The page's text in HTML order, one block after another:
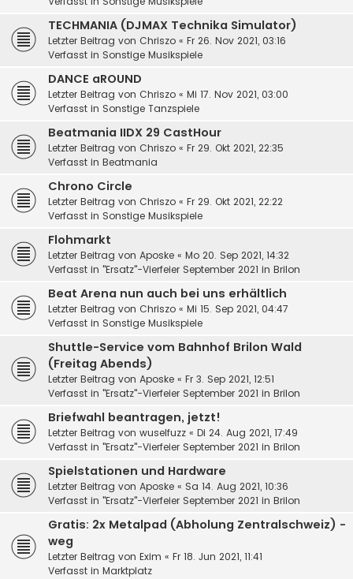
TECHMANIA (DJMAX Technika Simulator)
Letzter Beitrag von Chriszo « Fr 26. Nov 2021, 03:16
Verfasst in Sonstige Musikspiele
DANCE aROUND
Letzter Beitrag von Chriszo « Mi 17. Nov 2021, 03:00
Verfasst in Sonstige Tanzspiele
Beatmania IIDX 29 CastHour
Letzter Beitrag von Chriszo « Fr 29. Okt 2021, 22:35
Verfasst in Beatmania
Chrono Circle
Letzter Beitrag von Chriszo « Fr 29. Okt 2021, 22:22
Verfasst in Sonstige Musikspiele
Flohmarkt
Letzter Beitrag von Aposke « Mo 20. Sep 2021, 14:32
Verfasst in "Ersatz"-Vierfeier September 2021 in Brilon
Beat Arena nun auch bei uns erhältlich
Letzter Beitrag von Chriszo « Mi 15. Sep 2021, 04:47
Verfasst in Sonstige Musikspiele
Shuttle-Service vom Bahnhof Brilon Wald
(Freitag Abends)
Letzter Beitrag von Aposke « Fr 3. Sep 2021, 12:51
Verfasst in "Ersatz"-Vierfeier September 2021 in Brilon
Briefwahl beantragen, jetzt!
Letzter Beitrag von wuselfuzz « Di 24. Aug 2021, 17:49
Verfasst in "Ersatz"-Vierfeier September 2021 in Brilon
Spielstationen und Hardware
Letzter Beitrag von Aposke « Sa 14. Aug 2021, 10:36
Verfasst in "Ersatz"-Vierfeier September 2021 in Brilon
Gratis: 2x Metalpad (Abholung Zentralschweiz) -
weg
Letzter Beitrag von Exim « Fr 18. Jun 2021, 11:41
Verfasst in Marktplatz